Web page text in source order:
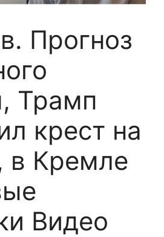
Прогноз
Трамп
крест на
в Кремле
Видео